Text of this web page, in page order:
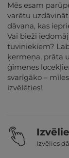
Mēs esam
varētu
dāvana, kas
Vai bieži
tuviniekiem?
ķermeņa, prāta
ģimenes
svarīgāko –
izvēlēties!
Izvēlies